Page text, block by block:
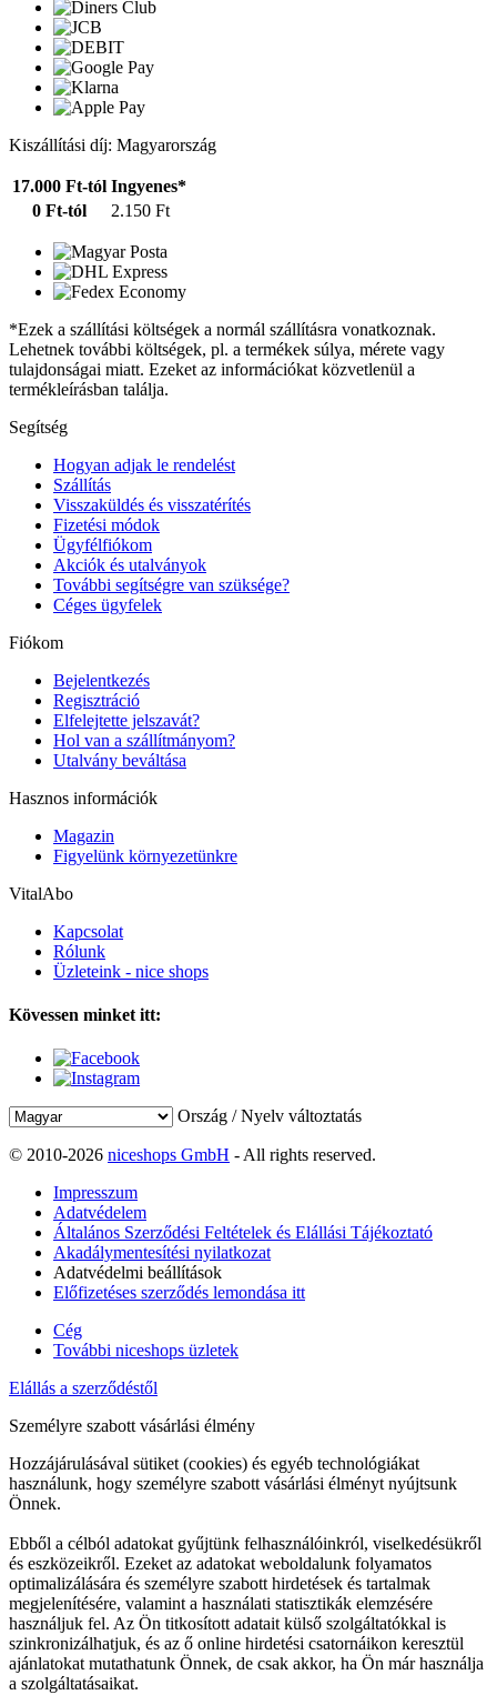
Kiszállítási díj: Magyarország
17.000 Ft-tól Ingyenes*
0 Ft-tól
2.150 Ft
*Ezek a szállítási költségek a normál szállításra vonatkoznak.
Lehetnek további költségek, pl. a termékek súlya, mérete vagy
tulajdonságai miatt. Ezeket az információkat közvetlenül a
termékleírásban találja.
Segítség
Hogyan adjak le rendelést
Szállítás
Visszaküldés és visszatérítés
Fizetési módok
Ügyfélfiókom
Akciók és utalványok
További segítségre van szüksége?
Céges ügyfelek
Fiókom
Bejelentkezés
Regisztráció
Elfelejtette jelszavát?
Hol van a szállítmányom?
Utalvány beváltása
Hasznos információk
Magazin
Figyelünk környezetünkre
VitalAbo
Kapcsolat
Rólunk
Üzleteink - nice shops
Kövessen minket itt:
Ország / Nyelv változtatás
© 2010-2026 niceshops GmbH - All rights reserved.
Impresszum
Adatvédelem
Általános Szerződési Feltételek és Elállási Tájékoztató
Akadálymentesítési nyilatkozat
Adatvédelmi beállítások
Előfizetéses szerződés lemondása itt
Cég
További niceshops üzletek
Elállás a szerződéstől
Személyre szabott vásárlási élmény
Hozzájárulásával sütiket (cookies) és egyéb technológiákat
használunk, hogy személyre szabott vásárlási élményt nyújtsunk
Önnek.
Ebből a célból adatokat gyűjtünk felhasználóinkról, viselkedésükről
és eszközeikről. Ezeket az adatokat weboldalunk folyamatos
optimalizálására és személyre szabott hirdetések és tartalmak
megjelenítésére, valamint a használati statisztikák elemzésére
használjuk fel. Az Ön titkosított adatait külső szolgáltatókkal is
szinkronizálhatjuk, és az ő online hirdetési csatornáikon keresztül
ajánlatokat mutathatunk Önnek, de csak akkor, ha Ön már használja
a szolgáltatásaikat.